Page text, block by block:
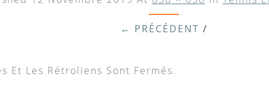
← PRÉCÉDENT /
Et Les Rétroliens Sont Fermés.